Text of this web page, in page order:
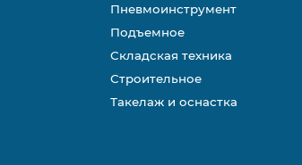
Пневмоинструмент
Подъемное
Складская техника
Строительное
Такелаж и оснастка